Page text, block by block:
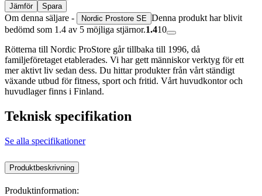
Jämför
Spara
Om denna säljare - Nordic Prostore SE Denna produkt har blivit
bedömd som 1.4 av 5 möjliga stjärnor.1.410
Rötterna till Nordic ProStore går tillbaka till 1996, då
familjeföretaget etablerades. Vi har gett människor verktyg för ett
mer aktivt liv sedan dess. Du hittar produkter från vårt ständigt
växande utbud för fitness, sport och fritid. Vårt huvudkontor och
huvudlager finns i Finland.
Teknisk specifikation
Se alla specifikationer
Produktbeskrivning
Produktinformation: